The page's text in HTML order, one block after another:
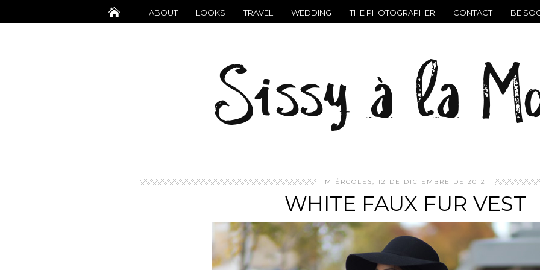
ABOUT LOOKS TRAVEL WEDDING THE PHOTOGRAPHER CONTACT BE
MIÉRCOLES, 12 DE DICIEMBRE DE 2012
WHITE FAUX FUR VEST